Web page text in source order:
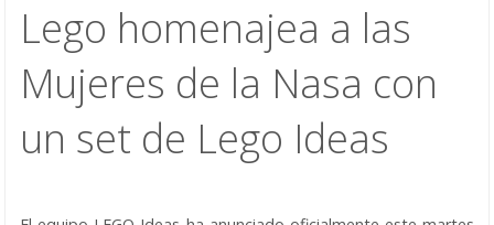
Lego homenajea a las
Mujeres de la Nasa con
un set de Lego Ideas